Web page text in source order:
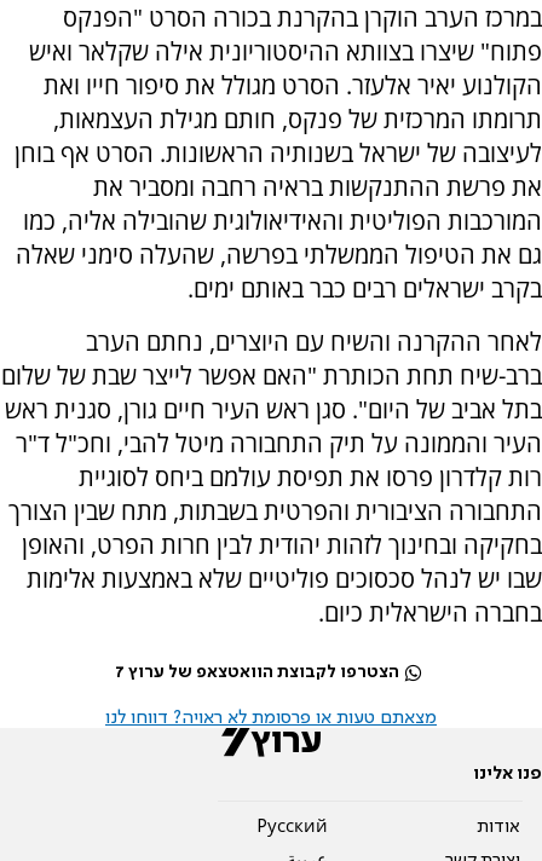
במרכז הערב הוקרן בהקרנת בכורה הסרט "הפנקס
פתוח" שיצרו בצוותא ההיסטוריונית אילה שקלאר ואיש
הקולנוע יאיר אלעזר. הסרט מגולל את סיפור חייו ואת
תרומתו המרכזית של פנקס, חותם מגילת העצמאות,
לעיצובה של ישראל בשנותיה הראשונות. הסרט אף בוחן
את פרשת ההתנקשות בראיה רחבה ומסביר את
המורכבות הפוליטית והאידיאולוגית שהובילה אליה, כמו
גם את הטיפול הממשלתי בפרשה, שהעלה סימני שאלה
בקרב ישראלים רבים כבר באותם ימים.
לאחר ההקרנה והשיח עם היוצרים, נחתם הערב
ברב-שיח תחת הכותרת "האם אפשר לייצר שבת של שלום
בתל אביב של היום". סגן ראש העיר חיים גורן, סגנית ראש
העיר והממונה על תיק התחבורה מיטל להבי, וחכ"ל ד"ר
רות קלדרון פרסו את תפיסת עולמם ביחס לסוגיית
התחבורה הציבורית והפרטית בשבתות, מתח שבין הצורך
בחקיקה ובחינוך לזהות יהודית לבין חרות הפרט, והאופן
שבו יש לנהל סכסוכים פוליטיים שלא באמצעות אלימות
בחברה הישראלית כיום.
הצטרפו לקבוצת הוואטצאפ של ערוץ 7
מצאתם טעות או פרסומת לא ראויה? דווחו לנו
פנו אלינו
אודות
Pусский